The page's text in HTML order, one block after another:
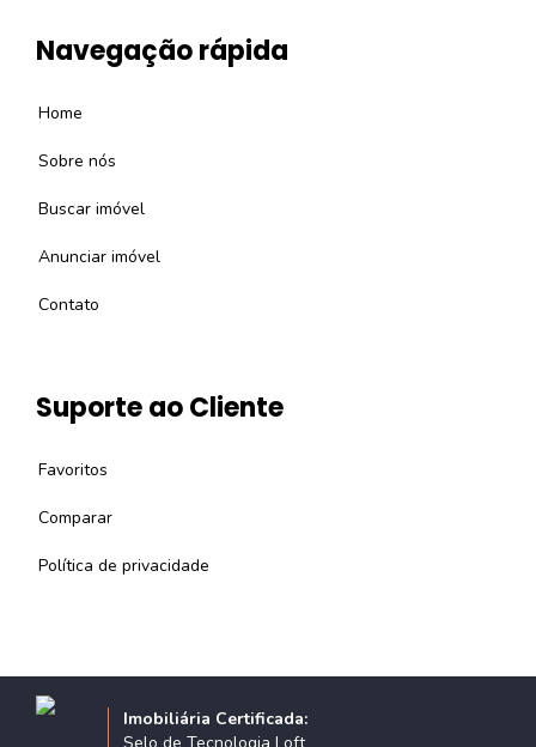
Navegação rápida
Home
Sobre nós
Buscar imóvel
Anunciar imóvel
Contato
Suporte ao Cliente
Favoritos
Comparar
Política de privacidade
Imobiliária Certificada: